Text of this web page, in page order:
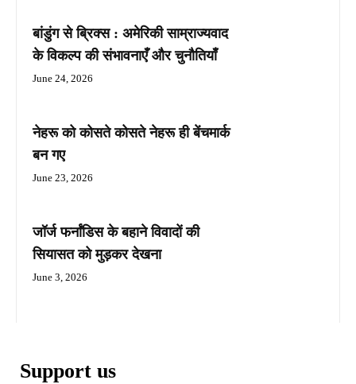
बांडुंग से ब्रिक्स : अमेरिकी साम्राज्यवाद
के विकल्प की संभावनाएँ और चुनौतियाँ
June 24, 2026
नेहरू को कोसते कोसते नेहरू ही बेंचमार्क
बन गए
June 23, 2026
जॉर्ज फर्नांडिस के बहाने विवादों की
सियासत को मुड़कर देखना
June 3, 2026
Support us